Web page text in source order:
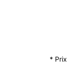
*